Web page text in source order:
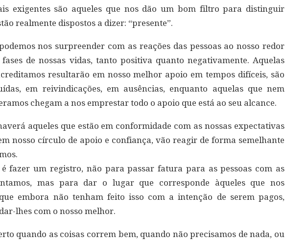
exigentes são aqueles que nos dão um bom filtro para distinguir
realmente dispostos a dizer: “presente”.
nos surpreender com as reações das pessoas ao nosso redor
de nossas vidas, tanto positiva quanto negativamente. Aquelas
resultarão em nosso melhor apoio em tempos difíceis, são
em reivindicações, em ausências, enquanto aquelas que nem
chegam a nos emprestar todo o apoio que está ao seu alcance.
aqueles que estão em conformidade com as nossas expectativas
nosso círculo de apoio e confiança, vão reagir de forma semelhante
fazer um registro, não para passar fatura para as pessoas com as
mas para dar o lugar que corresponde àqueles que nos
embora não tenham feito isso com a intenção de serem pagos,
lhes com o nosso melhor.
quando as coisas correm bem, quando não precisamos de nada, ou